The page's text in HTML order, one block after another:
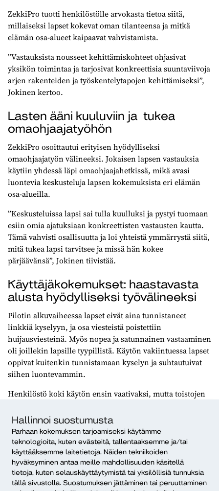
Hallinnoi suostumusta
Parhaan kokemuksen tarjoamiseksi käytämme
teknologioita, kuten evästeitä, tallentaaksemme ja/tai
käyttääksemme laitetietoja. Näiden tekniikoiden
hyväksyminen antaa meille mahdollisuuden käsitellä
tietoja, kuten selauskäyttäytymistä tai yksilöllisiä tunnuksia
tällä sivustolla. Suostumuksen jättäminen tai peruuttaminen
ZekkiPro tuotti henkilöstölle arvokasta tietoa siitä,
millaiseksi lapset kokevat oman tilanteensa ja mitkä
elämän osa-​alueet kaipaavat vahvistamista.
”Vastauksista nousseet kehittämiskohteet ohjasivat
yksikön toimintaa ja tarjosivat konkreettisia suuntaviivoja
arjen rakenteiden ja työskentelytapojen kehittämiseksi”,
Jokinen kertoo.
Lasten ääni kuuluviin ja tukea
omaohjaajatyöhön
ZekkiPro osoittautui erityisen hyödylliseksi
omaohjaajatyön välineeksi. Jokaisen lapsen vastauksia
käytiin yhdessä läpi omaohjaajahetkissä, mikä avasi
luontevia keskusteluja lapsen kokemuksista eri elämän
osa-​alueilla.
”Keskusteluissa lapsi sai tulla kuulluksi ja pystyi tuomaan
esiin omia ajatuksiaan konkreettisten vastausten kautta.
Tämä vahvisti osallisuutta ja loi yhteistä ymmärrystä siitä,
mitä tukea lapsi tarvitsee ja missä hän kokee
pärjäävänsä”, Jokinen tiivistää.
Käyttäjäkokemukset: haastavasta
alusta hyödylliseksi työvälineeksi
Pilotin alkuvaiheessa lapset eivät aina tunnistaneet
linkkiä kyselyyn, ja osa viesteistä poistettiin
huijausviesteinä. Myös nopea ja satunnainen vastaaminen
oli joillekin lapsille tyypillistä. Käytön vakiintuessa lapset
oppivat kuitenkin tunnistamaan kyselyn ja suhtautuivat
siihen luontevammin.
Henkilöstö koki käytön ensin vaativaksi, mutta toistojen
Työntekijät kuvaavat sitä nyt ”hyväksi keskustelun
herättäjäksi ja toimivana työkaluna omaohjaajatyössä”
ZekkiPro toimii hyvin omaohjaajatyön
puheeksi ottamisen välineenä ja lasten